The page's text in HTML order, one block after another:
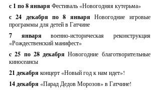
с 1 по 8 января Фестиваль «Новогодняя кутерьма»
с 24 декабря по 8 январяНовогодние игровые
программы для детей в Гатчине
7 январявоенно-историческая реконструкция
«Рождественский манифест»
c 25 по 28 декабряНовогодние благотворительные
киносеансы
21 декабря концерт «Новый год к нам идет»!
14 декабря «Парад Дедов Морозов» в Гатчине!